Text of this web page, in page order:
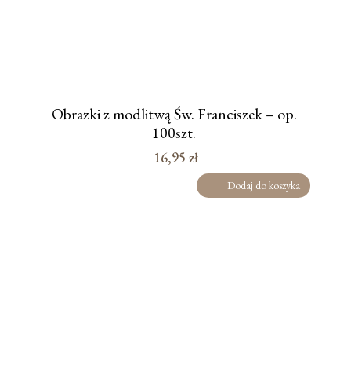
Obrazki z modlitwą Św. Franciszek – op.
100szt.
16,95 zł
Dodaj do koszyka